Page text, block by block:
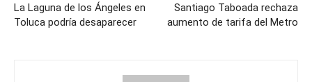
La Laguna de los Ángeles en
Toluca podría desaparecer
Santiago Taboada rechaza
aumento de tarifa del Metro